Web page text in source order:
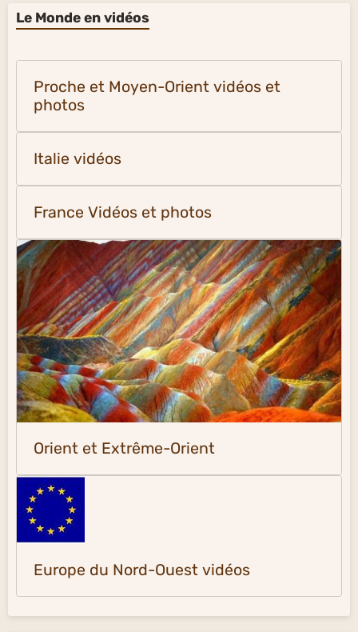
Le Monde en vidéos
Proche et Moyen-Orient vidéos et
photos
Italie vidéos
France Vidéos et photos
Orient et Extrême-Orient
Europe du Nord-Ouest vidéos